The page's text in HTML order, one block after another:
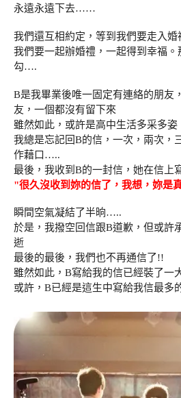
永遠永遠下去……
我們還互相約定，等到我們要走入婚
我們要一起辦婚禮，一起得到幸福
勾….
B是我畢業後唯一固定有連絡的朋友
友，一個都沒有留下來
雖然如此，或許是高中生活多采多姿
我總是忘記回B的信，一次，兩次，
作藉口…..
最後，我收到B的一封信，她在信上
"很久沒收到妳的信了，我想，妳是
瞬間空氣凝結了半晌…..
於是，我撥空回信跟B道歉，但或許
逝
最後的最後，我們也不再通信了!!
雖然如此，B寫給我的信已經裝了一
或許，B已經是這生中寫給我信最多